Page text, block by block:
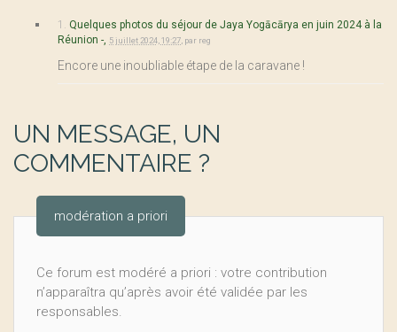
1. Quelques photos du séjour de Jaya Yogācārya en juin 2024 à la
Réunion -, 5 juillet 2024, 19:27 par reg
Encore une inoubliable étape de la caravane !
UN MESSAGE, UN
COMMENTAIRE ?
modération a priori
Ce forum est modéré a priori : votre contribution
n’apparaîtra qu’après avoir été validée par les
responsables.